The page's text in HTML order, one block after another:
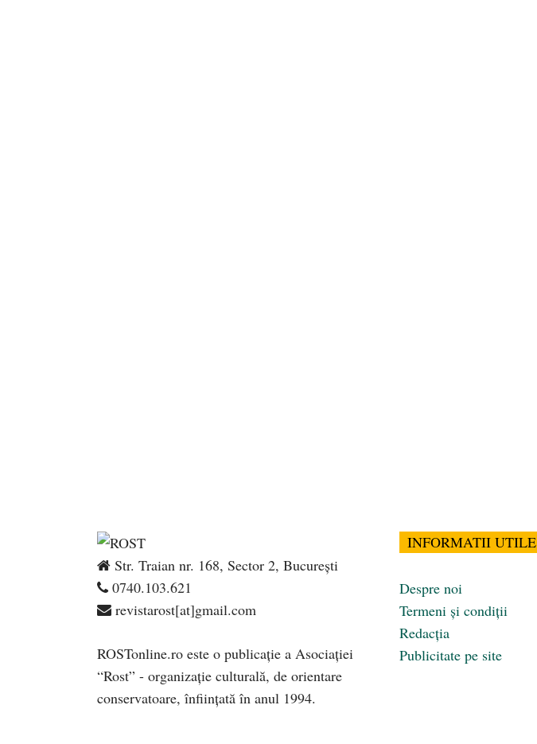
Str. Traian nr. 168, Sector 2, București
0740.103.621
revistarost[at]gmail.com
ROSTonline.ro este o publicaţie a Asociaţiei
“Rost” - organizaţie culturală, de orientare
conservatoare, înfiinţată în anul 1994.
INFORMATII UTILE
Despre noi
Termeni și condiții
Redacția
Publicitate pe site